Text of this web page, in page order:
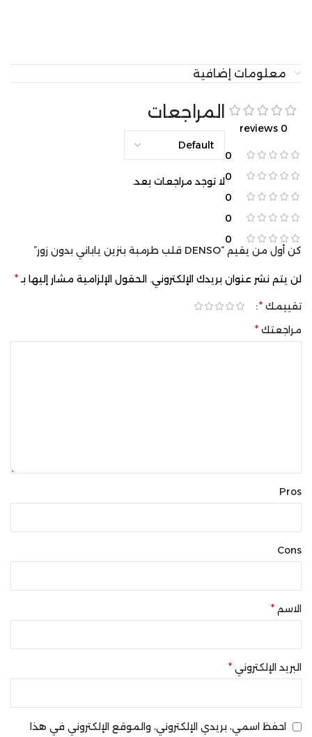
معلومات إضافية
0 reviews
0
0
0
0
0
المراجعات
لا توجد مراجعات بعد.
كن أول من يقيم “DENSO قلب طرمبة بنزين ياباني بدون زور”
لن يتم نشر عنوان بريدك الإلكتروني. الحقول الإلزامية مشار إليها بـ*
تقييمك *
مراجعتك *
Pros
Cons
الاسم *
البريد الإلكتروني *
احفظ اسمي، بريدي الإلكتروني، والموقع الإلكتروني في هذا